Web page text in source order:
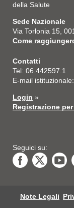
della Salute
Sede Nazionale
Via Torlonia 15,
Come
Contatti
Tel: 06.442597.1
E-mail istituzionale:
Login »
Registrazione
Seguici su:
Note Legali